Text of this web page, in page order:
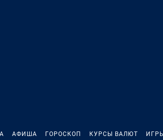
АФИША ГОРОСКОП КУРСЫ ВАЛЮТ ИГРЫ